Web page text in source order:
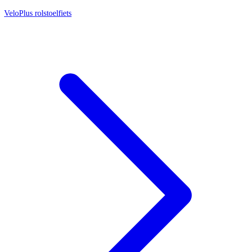
VeloPlus rolstoelfiets